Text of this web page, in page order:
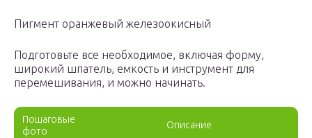
Пигмент оранжевый железоокисный
Подготовьте все необходимое, включая форму,
широкий шпатель, емкость и инструмент для
перемешивания, и можно начинать.
Пошаговые
фото
Описание